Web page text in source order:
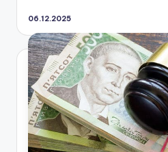
06.12.2025